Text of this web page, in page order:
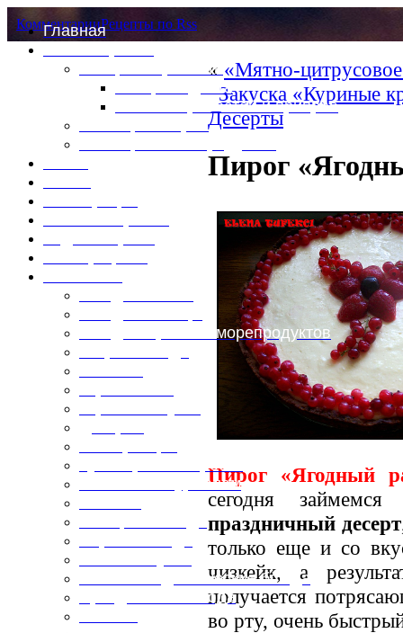
Главная
Специи и пряности
Специи и диета
Каталог пряностей и приправ
Таблица калорий
Блюда из рыбы и морепродуктов
Кулинарные хитрости
Маленьким гурманам
Постные и диетические блюда
Праздничные блюда
КомментарииРецепты по Rss
««Мятно-
Закуска «Куриные
Десерты
Пирог
Пирог «Ягодный
сегодня
праздничный десерт
только еще и со
чизкейк, а
получается
во рту, очень